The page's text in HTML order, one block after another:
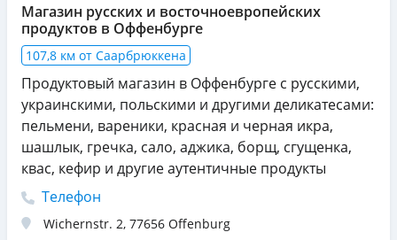
Магазин русских и восточноевропейских
продуктов в Оффенбурге
107,8 км от Саарбрюккена
Продуктовый магазин в Оффенбурге с русскими,
украинскими, польскими и другими деликатесами:
пельмени, вареники, красная и черная икра,
шашлык, гречка, сало, аджика, борщ, сгущенка,
квас, кефир и другие аутентичные продукты
Телефон
Wichernstr. 2, 77656 Offenburg